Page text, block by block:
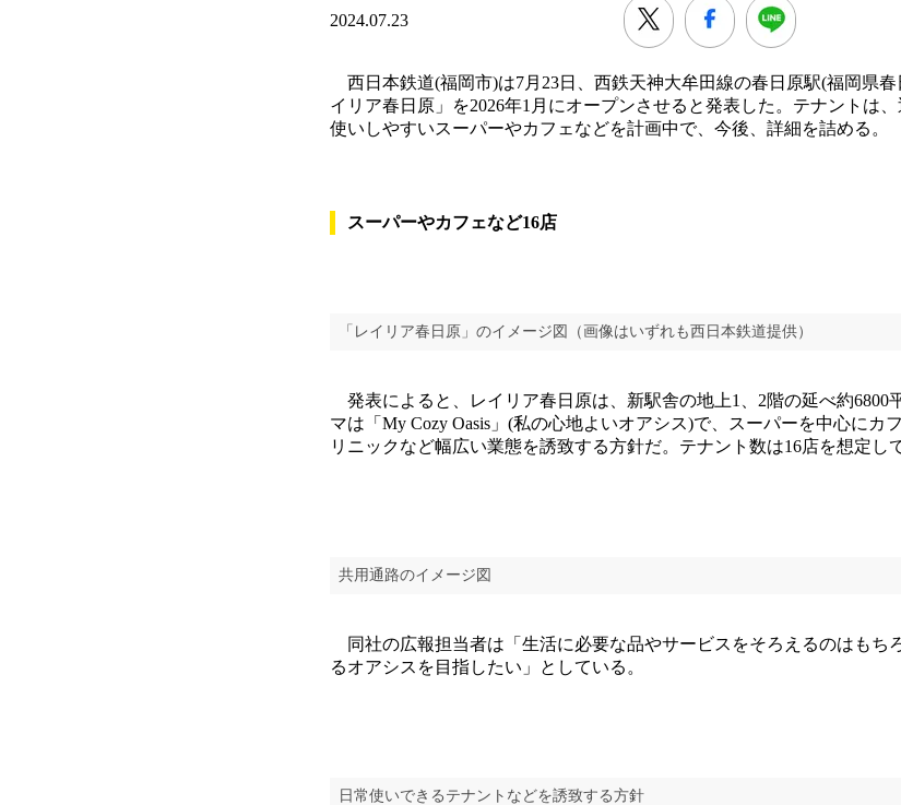
2024.07.23
西日本鉄道(福岡市)は7月23日、西鉄天神大牟田線の春日原駅(福岡県
イリア春日原」を2026年1月にオープンさせると発表した。テナントは
使いしやすいスーパーやカフェなどを計画中で、今後、詳細を詰める。
スーパーやカフェなど16店
「レイリア春日原」のイメージ図（画像はいずれも西日本鉄道提供）
発表によると、レイリア春日原は、新駅舎の地上1、2階の延べ約6800
マは「My Cozy Oasis」(私の心地よいオアシス)で、スーパーを中心にカ
リニックなど幅広い業態を誘致する方針だ。テナント数は16店を想定し
共用通路のイメージ図
同社の広報担当者は「生活に必要な品やサービスをそろえるのはもち
るオアシスを目指したい」としている。
日常使いできるテナントなどを誘致する方針